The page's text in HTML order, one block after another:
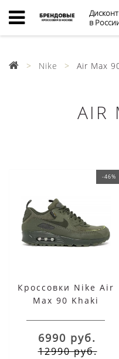
в
Nike Air Max
AIR
-46%
Кроссовки Nike Air
Max 90 Khaki
6990 руб.
12990 руб.